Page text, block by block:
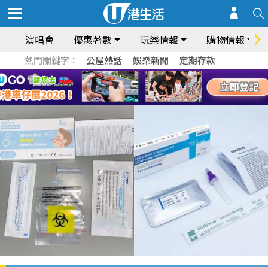
演唱會 優惠著數 玩樂情報 購物情報
熱門關鍵字： 公屋熱話 娛樂新聞 定期存款